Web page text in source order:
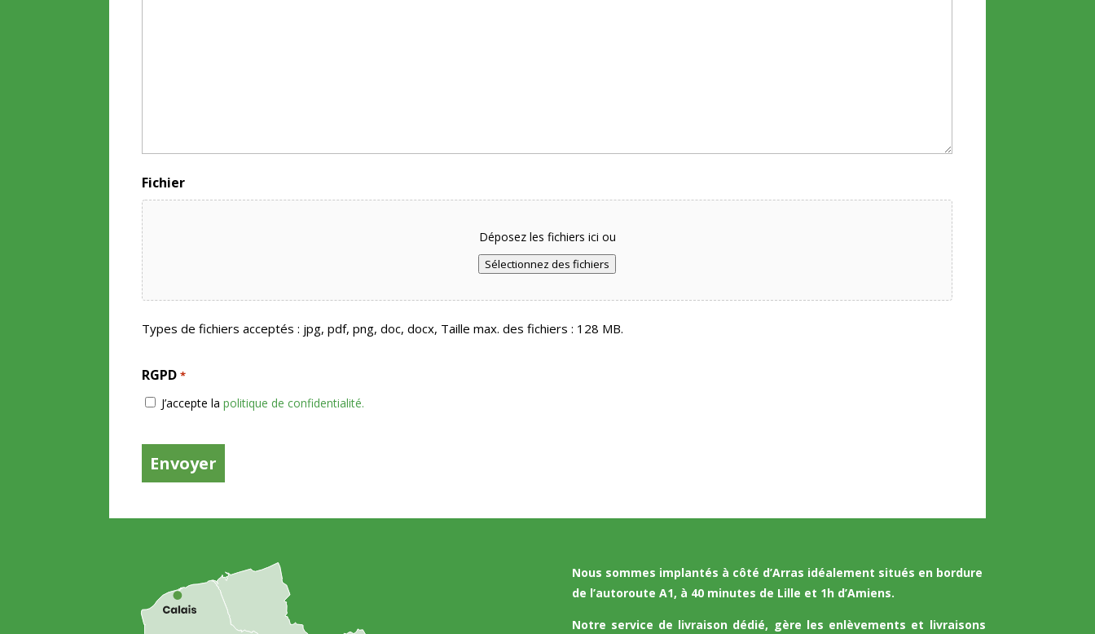
Fichier
Déposez les fichiers ici ou
Sélectionnez des fichiers
Types de fichiers acceptés : jpg, pdf, png, doc, docx, Taille max. des fichiers : 128 MB.
RGPD *
J’accepte lapolitique de confidentialité.
Nous sommes implantés à côté d’Arras idéalement situés en bordure
de l’autoroute A1, à 40 minutes de Lille et 1h d’Amiens.
Notre service de livraison dédié, gère les enlèvements et livraisons